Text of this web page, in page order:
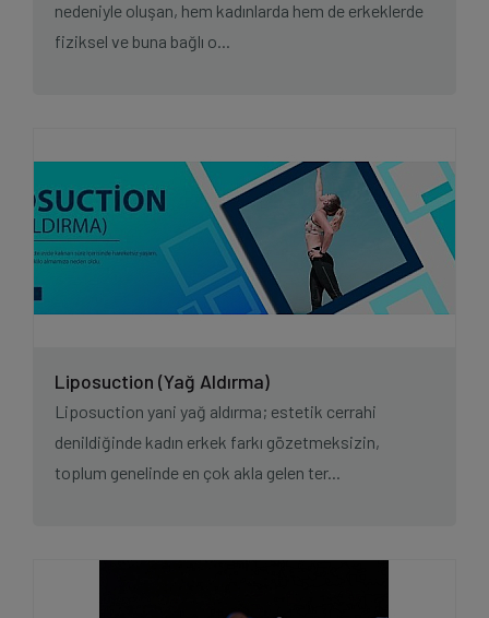
nedeniyle oluşan, hem kadınlarda hem de erkeklerde
fiziksel ve buna bağlı o...
Liposuction (Yağ Aldırma)
Liposuction yani yağ aldırma; estetik cerrahi
denildiğinde kadın erkek farkı gözetmeksizin,
toplum genelinde en çok akla gelen ter...